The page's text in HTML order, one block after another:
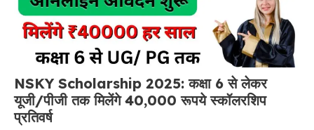
NSKY Scholarship 2025: कक्षा 6 से लेकर
यूजी/पीजी तक मिलेंगे 40,000 रूपये स्कॉलरशिप
प्रतिवर्ष